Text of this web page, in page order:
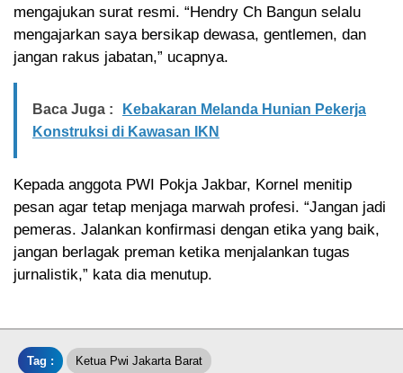
mengajukan surat resmi. “Hendry Ch Bangun selalu
mengajarkan saya bersikap dewasa, gentlemen, dan
jangan rakus jabatan,” ucapnya.
Baca Juga :
Kebakaran Melanda Hunian Pekerja
Konstruksi di Kawasan IKN
Kepada anggota PWI Pokja Jakbar, Kornel menitip
pesan agar tetap menjaga marwah profesi. “Jangan jadi
pemeras. Jalankan konfirmasi dengan etika yang baik,
jangan berlagak preman ketika menjalankan tugas
jurnalistik,” kata dia menutup.
Tag : Ketua Pwi Jakarta Barat